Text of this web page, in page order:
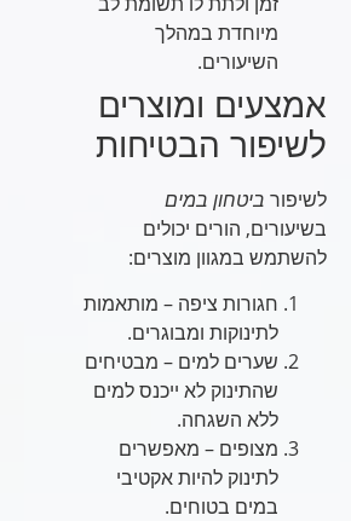
מיוחדת במהלך
השיעורים.
אמצעים ומוצרים
לשיפור הבטיחות
לשיפורביטחון במים
בשיעורים, הורים יכולים
להשתמש במגוון מוצרים:
חגורות ציפה – מותאמות
לתינוקות ומבוגרים.
שערים למים – מבטיחים
שהתינוק לא ייכנס למים
ללא השגחה.
מצופים – מאפשרים
לתינוק להיות אקטיבי
במים בטוחים.